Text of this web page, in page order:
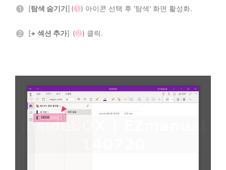
1 [탐색 숨기기] ( 1 ) 아이콘 선택 후 '탐색' 화면 활성화.
2 [+ 섹션 추가] ( 2 ) 클릭.